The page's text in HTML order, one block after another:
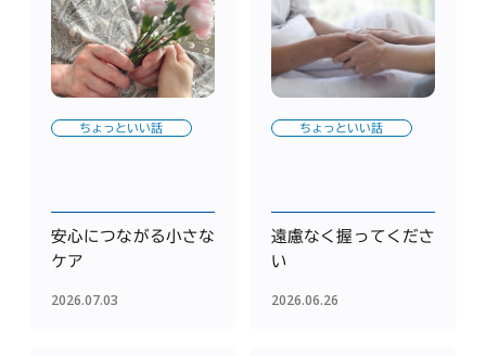
ちょっといい話
安心につながる小さな
ケア
2026.07.03
ちょっといい話
遠慮なく握ってくださ
い
2026.06.26